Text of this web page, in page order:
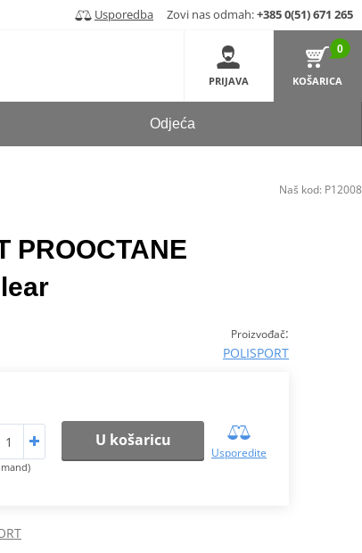
Usporedba Zovi nas odmah:+385 0(51) 671 265
PRIJAVA
0
KOŠARICA
Odjeća
PROOCTANE
Proizvođač:
POLISPORT
U košaricu
Usporedite
Naš kod: P12008